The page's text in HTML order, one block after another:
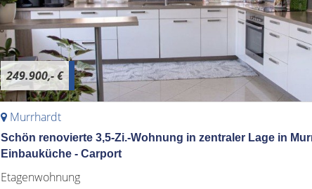
249.900,- €
Murrhardt
Schön renovierte 3,5-Zi.-Wohnung in zentraler Lage in
Einbauküche - Carport
Etagenwohnung